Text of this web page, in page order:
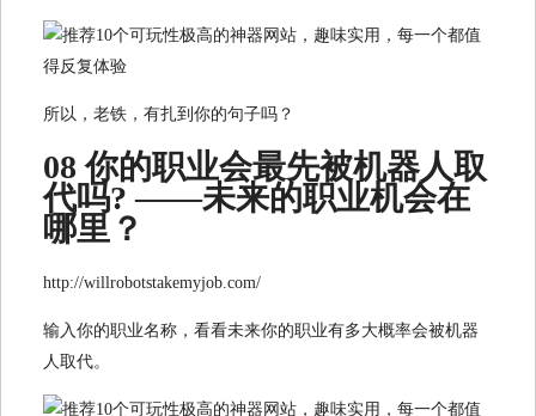
所以，老铁，有扎到你的句子吗？
08 你的职业会最先被机器人取
代吗? ——未来的职业机会在
哪里？
http://willrobotstakemyjob.com/
输入你的职业名称，看看未来你的职业有多大概率会被机器
人取代。